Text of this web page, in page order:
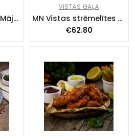
MN Kāpostu tīteņi “Mājas” 4.8kg (40x120g) LT27-04ES
VISTAS GAĻA
MN Vistas strēmelītes PANKO (1x3kg) LT27-04ES
€62.80